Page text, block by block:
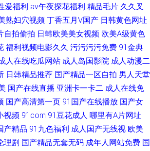
爱福利 av午夜探花福利 精品毛片 久久叉
熟妇穴视频 丁香五月V国产 日韩黄色网址
自拍偷拍 日韩欧美美女视频 欧美A级黄色
福利视频电影久久 污污污污免费 91金典
人在线吃瓜网站 成人岛国影院 成人动漫二
日韩精品推荐 国产精品一区自拍 男人天堂
国产在线直播 亚洲卡一卡二 成人在线免
国产高清第一页 91国产在线播放 国产女
视频 91com 91豆花成人 哪里有A片网址
产精品 91九色福利 成人国产无线视 欧美
理剧 国产精品无套无码 成年人网站免费 国